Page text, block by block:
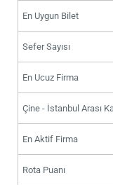
En Uygun Bilet
Sefer Sayısı
En Ucuz Firma
Çine - İstanbul Arası
En Aktif Firma
Rota Puanı